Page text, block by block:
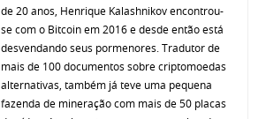
de 20 anos, Henrique Kalashnikov encontrou-
se com o Bitcoin em 2016 e desde então está
desvendando seus pormenores. Tradutor de
mais de 100 documentos sobre criptomoedas
alternativas, também já teve uma pequena
fazenda de mineração com mais de 50 placas